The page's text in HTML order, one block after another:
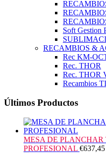
Soft Gestion
RECAMBIOS &
Rec KM-
Rec. THOR
Rec. THOR
Recambios
Últimos Productos
MESA DE
PROFESIONAL €637,45